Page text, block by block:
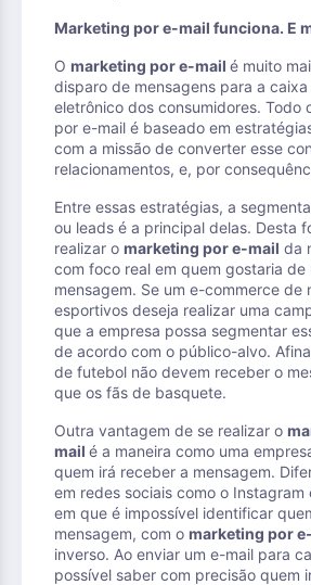
Marketing por e-mail funciona. E
O marketing por e-mail é muito
disparo de mensagens para a
eletrônico dos consumidores. Todo
por e-mail é baseado em
com a missão de converter esse
relacionamentos, e, por
Entre essas estratégias, a
ou leads é a principal delas. Desta
realizar o marketing por e-mail da
com foco real em quem gostaria de
mensagem. Se um e-commerce de
esportivos deseja realizar uma
que a empresa possa segmentar
de acordo com o público-alvo.
de futebol não devem receber o
que os fãs de basquete.
Outra vantagem de se realizar o
mail é a maneira como uma
quem irá receber a mensagem.
em redes sociais como o Instagram
em que é impossível identificar
mensagem, com o marketing por
inverso. Ao enviar um e-mail para
possível saber com precisão quem